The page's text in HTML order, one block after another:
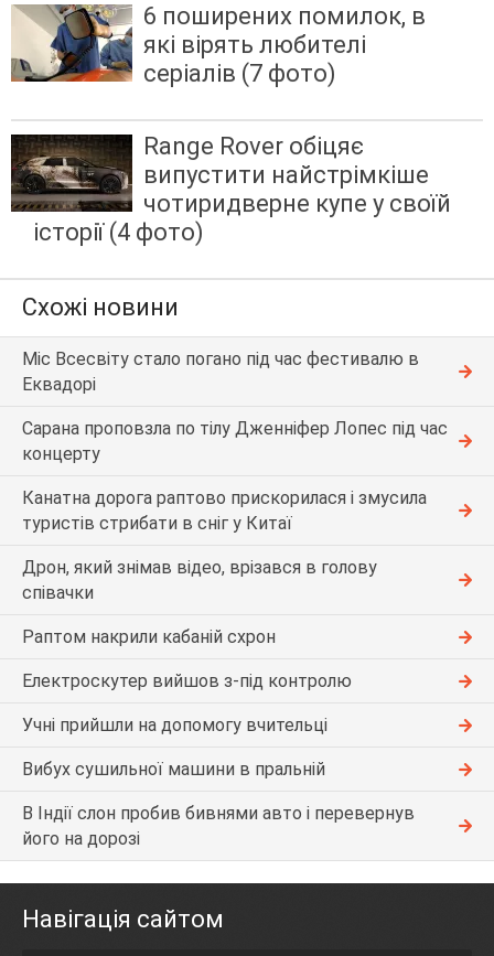
6 поширених помилок, в
які вірять любителі
серіалів (7 фото)
Range Rover обіцяє
випустити найстрімкіше
чотиридверне купе у своїй
історії (4 фото)
Схожі новини
Міс Всесвіту стало погано під час фестивалю в
Еквадорі
Сарана проповзла по тілу Дженніфер Лопес під час
концерту
Канатна дорога раптово прискорилася і змусила
туристів стрибати в сніг у Китаї
Дрон, який знімав відео, врізався в голову
співачки
Раптом накрили кабаній схрон
Електроскутер вийшов з-під контролю
Учні прийшли на допомогу вчительці
Вибух сушильної машини в пральній
В Індії слон пробив бивнями авто і перевернув
його на дорозі
Навігація сайтом